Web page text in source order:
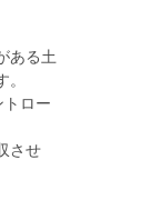
ある土
ロー
させ